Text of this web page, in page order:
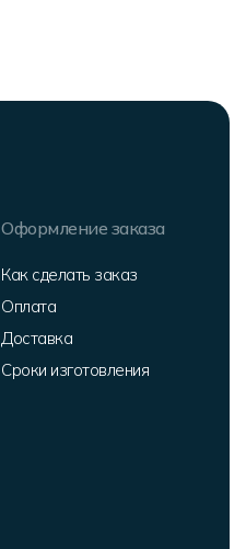
Оформление заказа
Как сделать заказ
Оплата
Доставка
Сроки изготовления